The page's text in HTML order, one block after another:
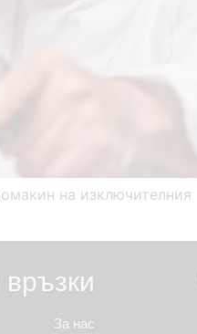
на изключителния
За нас